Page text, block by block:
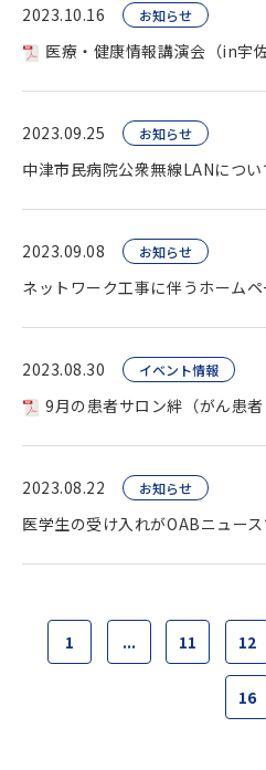
2023.10.16 お知らせ
医療・健康情報講演会（in宇
2023.09.25 お知らせ
中津市民病院公衆無線LANについ
2023.09.08 お知らせ
ネットワーク工事に伴うホーム
2023.08.30 イベント情報
9月の患者サロン絆（がん患者さん
2023.08.22 お知らせ
医学生の受け入れがOABニュース
1 ... 11 12
16